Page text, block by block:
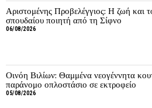
Αριστομένης Προβελέγγιος: Η ζωή και
σπουδαίου ποιητή από τη Σίφνο
06/08/2026
Οινόη Βιλίων: Θαμμένα νεογέννητα
παράνομο οπλοστάσιο σε εκτροφείο
05/08/2026